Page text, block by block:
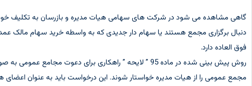
گاهی مشاهده می شود در شرکت های سهامی هیات مدیره و بازرسان به تکلیف
دنبال برگزاری مجمع هستند یا سهام دار جدیدی که به واسطهخرید سهام مالک
فوق العاده دارد.
روش پیش بینی شده در ماده 95 ” لایحه ” راهکاری برای
مجمع عمومی را از هیات مدیره خواستار شوند. این درخواست باید به عنوان